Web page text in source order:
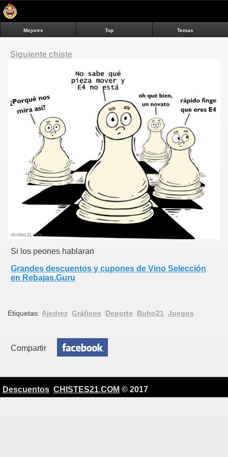
Mejores Top Temas
Siguiente chiste
Si los peones hablaran
Grandes descuentos y cupones de Vino Selección
en Rebajas.Guru
Etiquetas: Ajedrez Gráficos Deporte Buho21 Juegos
Compartir
Descuentos CHISTES21.COM © 2017